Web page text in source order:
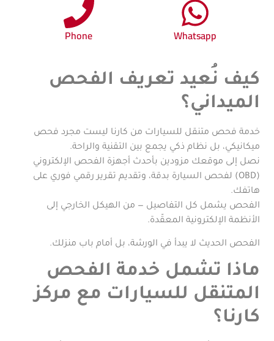
Phone Whatsapp
كيف نُعيد تعريف الفحص
الميداني؟
خدمة فحص متنقل للسيارات من كارنا ليست مجرد فحص
ميكانيكي، بل نظام ذكي يجمع بين التقنية والراحة.
نصل إلى موقعك مزودين بأحدث أجهزة الفحص الإلكتروني
(OBD) لفحص السيارة بدقة، وتقديم تقرير رقمي فوري على
هاتفك.
الفحص يشمل كل التفاصيل — من الهيكل الخارجي إلى
الأنظمة الإلكترونية المعقّدة.
الفحص الحديث لا يبدأ في الورشة، بل أمام باب منزلك.
ماذا تشمل خدمة الفحص
المتنقل للسيارات مع مركز
كارنا؟